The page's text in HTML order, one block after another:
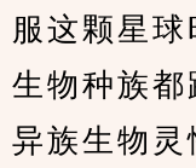
服这颗星
生物种族都
异族生物灵